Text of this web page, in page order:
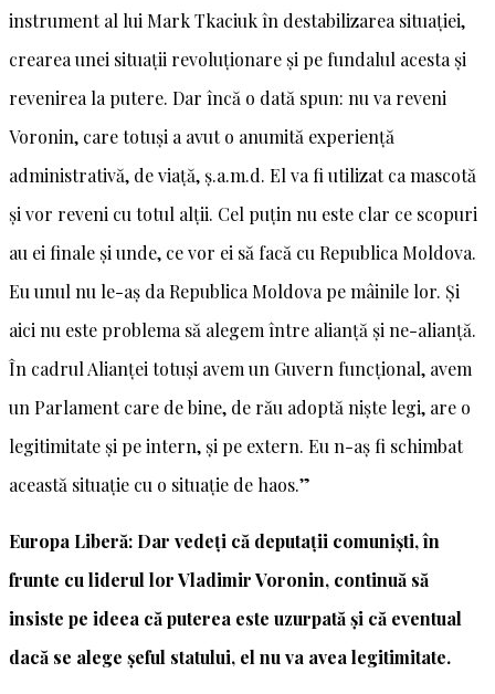
instrument al lui Mark Tkaciuk în destabilizarea situației,
crearea unei situații revoluționare și pe fundalul acesta și
revenirea la putere. Dar încă o dată spun: nu va reveni
Voronin, care totuși a avut o anumită experiență
administrativă, de viață, ș.a.m.d. El va fi utilizat ca mascotă
și vor reveni cu totul alții. Cel puțin nu este clar ce scopuri
au ei finale și unde, ce vor ei să facă cu Republica Moldova.
Eu unul nu le-aș da Republica Moldova pe mâinile lor. Și
aici nu este problema să alegem între alianță și ne-alianță.
În cadrul Alianței totuși avem un Guvern funcțional, avem
un Parlament care de bine, de rău adoptă niște legi, are o
legitimitate și pe intern, și pe extern. Eu n-aș fi schimbat
această situație cu o situație de haos.”
Europa Liberă: Dar vedeți că deputații comuniști, în
frunte cu liderul lor Vladimir Voronin, continuă să
insiste pe ideea că puterea este uzurpată și că eventual
dacă se alege șeful statului, el nu va avea legitimitate.